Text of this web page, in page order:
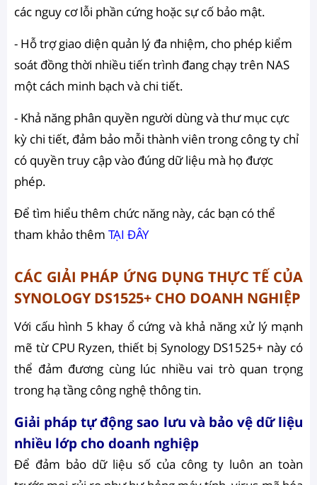
các nguy cơ lỗi phần cứng hoặc sự cố bảo mật.
- Hỗ trợ giao diện quản lý đa nhiệm, cho phép kiểm
soát đồng thời nhiều tiến trình đang chạy trên NAS
một cách minh bạch và chi tiết.
- Khả năng phân quyền người dùng và thư mục cực
kỳ chi tiết, đảm bảo mỗi thành viên trong công ty chỉ
có quyền truy cập vào đúng dữ liệu mà họ được
phép.
Để tìm hiểu thêm chức năng này, các bạn có thể
tham khảo thêm TẠI ĐÂY
CÁC GIẢI PHÁP ỨNG DỤNG THỰC TẾ CỦA
SYNOLOGY DS1525+ CHO DOANH NGHIỆP
Với cấu hình 5 khay ổ cứng và khả năng xử lý mạnh
mẽ từ CPU Ryzen, thiết bị Synology DS1525+ này có
thể đảm đương cùng lúc nhiều vai trò quan trọng
trong hạ tầng công nghệ thông tin.
Giải pháp tự động sao lưu và bảo vệ dữ liệu
nhiều lớp cho doanh nghiệp
Để đảm bảo dữ liệu số của công ty luôn an toàn